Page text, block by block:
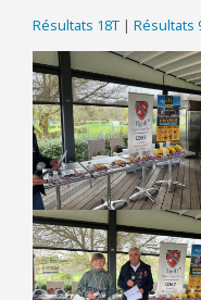
Résultats 18T | Résultats